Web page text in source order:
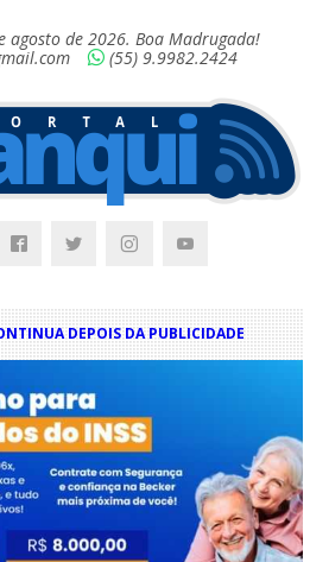
agosto de 2026. Boa Madrugada!
(55) 9.9982.2424
DEPOIS DA PUBLICIDADE